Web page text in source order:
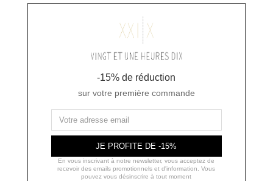
-15% de réduction
sur votre première commande
JE PROFITE DE -15%
En vous inscrivant à notre newsletter, vous acceptez de
recevoir des emails promotionnels et d'information. Vous
pouvez vous désinscrire à tout moment